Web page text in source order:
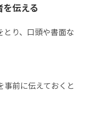
伝える
り、口頭や書面な
事前に伝えておくと